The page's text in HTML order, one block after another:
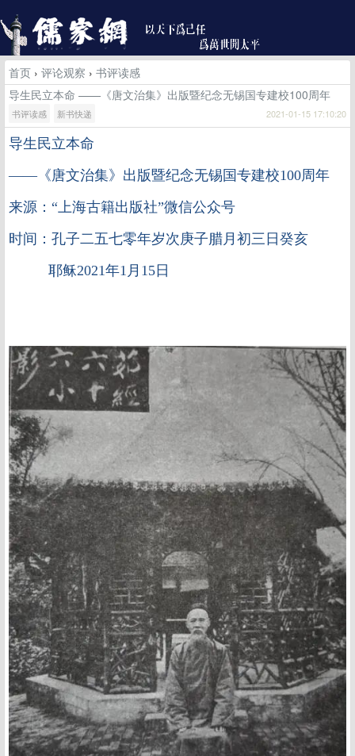
首页 › 评论观察 › 书评读感
导生民立本命 ——《唐文治集》出版暨纪念无锡国专建校100周年
书评读感 新书快递 2021-01-15 17:10:20
导生民立本命
——《唐文治集》出版暨纪念无锡国专建校100周年
来源：“上海古籍出版社”微信公众号
时间：孔子二五七零年岁次庚子腊月初三日癸亥
耶稣2021年1月15日